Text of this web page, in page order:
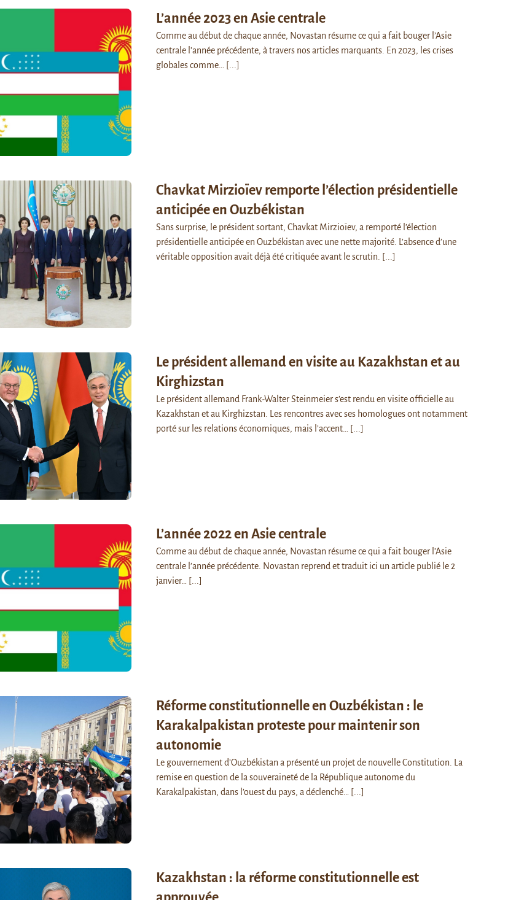
L’année 2023 en Asie centrale
Comme au début de chaque année, Novastan résume ce qui a fait bouger l’Asie
centrale l’année précédente, à travers nos articles marquants. En 2023, les crises
globales comme…
[...]
Chavkat Mirzioïev remporte l’élection présidentielle
anticipée en Ouzbékistan
Sans surprise, le président sortant, Chavkat Mirzioïev, a remporté l’élection
présidentielle anticipée en Ouzbékistan avec une nette majorité. L’absence d’une
véritable opposition avait déjà été critiquée avant le scrutin.
[...]
Le président allemand en visite au Kazakhstan et au
Kirghizstan
Le président allemand Frank-Walter Steinmeier s’est rendu en visite officielle au
Kazakhstan et au Kirghizstan. Les rencontres avec ses homologues ont notamment
porté sur les relations économiques, mais l’accent…
[...]
L’année 2022 en Asie centrale
Comme au début de chaque année, Novastan résume ce qui a fait bouger l’Asie
centrale l’année précédente. Novastan reprend et traduit ici un article publié le 2
janvier…
[...]
Réforme constitutionnelle en Ouzbékistan : le
Karakalpakistan proteste pour maintenir son
autonomie
Le gouvernement d’Ouzbékistan a présenté un projet de nouvelle Constitution. La
remise en question de la souveraineté de la République autonome du
Karakalpakistan, dans l’ouest du pays, a déclenché…
[...]
Kazakhstan : la réforme constitutionnelle est